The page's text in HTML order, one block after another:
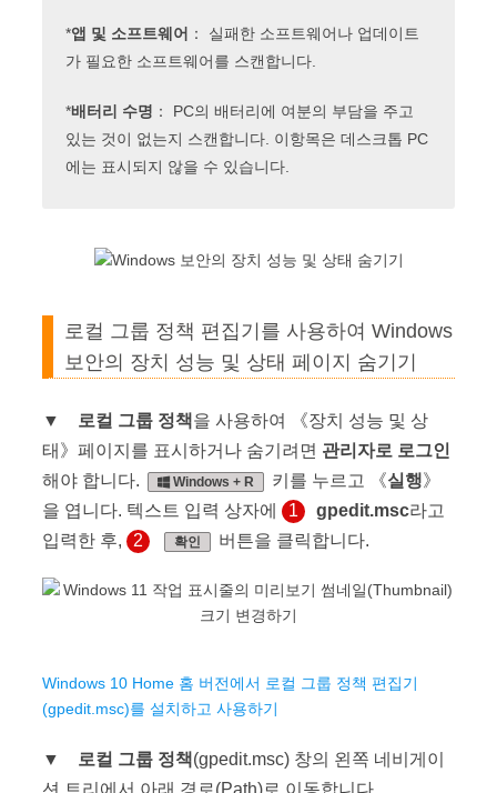
*앱 및 소프트웨어 ： 실패한 소프트웨어나 업데이트
가 필요한 소프트웨어를 스캔합니다.
*배터리 수명 ： PC의 배터리에 여분의 부담을 주고
있는 것이 없는지 스캔합니다. 이항목은 데스크톱 PC
에는 표시되지 않을 수 있습니다.
로컬 그룹 정책 편집기를 사용하여 Windows
보안의 장치 성능 및 상태 페이지 숨기기
▼ 로컬 그룹 정책을 사용하여 《장치 성능 및 상
태》페이지를 표시하거나 숨기려면 관리자로 로그인
해야 합니다.
Windows + R 키를 누르고 《실행》
을 엽니다. 텍스트 입력 상자에
1 gpedit.msc라고
입력한 후,
2 확인 버튼을 클릭합니다.
Windows 10 Home 홈 버전에서 로컬 그룹 정책 편집기
(gpedit.msc)를 설치하고 사용하기
▼ 로컬 그룹 정책(gpedit.msc) 창의 왼쪽 네비게이
션 트리에서 아래 경로(Path)로 이동합니다.